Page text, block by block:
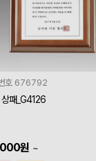
호 676792
상패_G4126
원 ~